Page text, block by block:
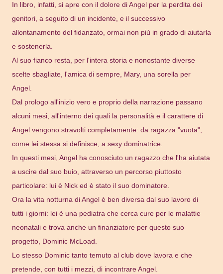
In libro, infatti, si apre con il dolore di Angel per la perdita dei
genitori, a seguito di un incidente, e il successivo
allontanamento del fidanzato, ormai non più in grado di aiutarla
e sostenerla.
Al suo fianco resta, per l'intera storia e nonostante diverse
scelte sbagliate, l'amica di sempre, Mary, una sorella per
Angel.
Dal prologo all'inizio vero e proprio della narrazione passano
alcuni mesi, all'interno dei quali la personalità e il carattere di
Angel vengono stravolti completamente: da ragazza "vuota",
come lei stessa si definisce, a sexy dominatrice.
In questi mesi, Angel ha conosciuto un ragazzo che l'ha aiutata
a uscire dal suo buio, attraverso un percorso piuttosto
particolare: lui è Nick ed è stato il suo dominatore.
Ora la vita notturna di Angel è ben diversa dal suo lavoro di
tutti i giorni: lei è una pediatra che cerca cure per le malattie
neonatali e trova anche un finanziatore per questo suo
progetto, Dominic McLoad.
Lo stesso Dominic tanto temuto al club dove lavora e che
pretende, con tutti i mezzi, di incontrare Angel.